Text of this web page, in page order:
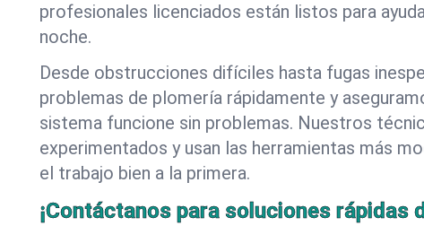
profesionales licenciados están listos para
noche.
Desde obstrucciones difíciles hasta fugas
problemas de plomería rápidamente y
sistema funcione sin problemas. Nuestros
experimentados y usan las herramientas más
el trabajo bien a la primera.
¡Contáctanos para soluciones rápidas